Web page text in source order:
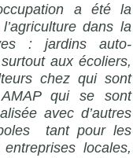
a été la
dans la
: jardins auto-
aux écoliers,
chez qui sont
qui se sont
avec d’autres
tant pour les
locales,